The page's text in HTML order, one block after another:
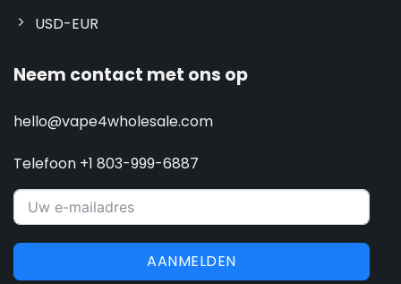
USD-EUR
Neem contact met ons op
hello@vape4wholesale.com
Telefoon +1 803-999-6887
AANMELDEN